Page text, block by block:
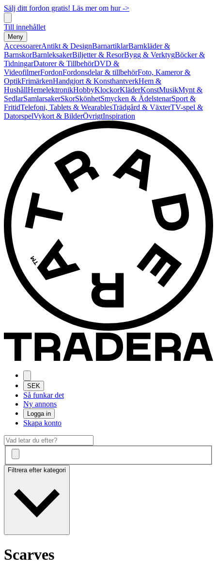
Sälj ditt fordon gratis! Läs mer om hur ->
Till innehållet
Meny
AccessoarerAntikt & DesignBarnartiklarBarnkläder &
BarnskorBarnleksakerBiljetter & ResorBygg & VerktygBöcker &
TidningarDatorer & TillbehörDVD &
VideofilmerFordonFordonsdelar & tillbehörFoto, Kameror &
OptikFrimärkenHandgjort & KonsthantverkHem &
HushållHemelektronikHobbyKlockorKläderKonstMusikMynt &
SedlarSamlarsakerSkorSkönhetSmycken & ÄdelstenarSport &
FritidTelefoni, Tablets & WearablesTrädgård & VäxterTV-spel &
DatorspelVykort & BilderÖvrigtInspiration
SEK
Så funkar det
Ny annons
Logga in
Skapa konto
Filtrera efter kategori
Scarves